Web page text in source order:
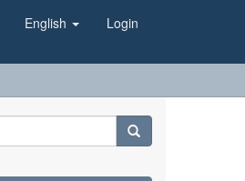
English Login